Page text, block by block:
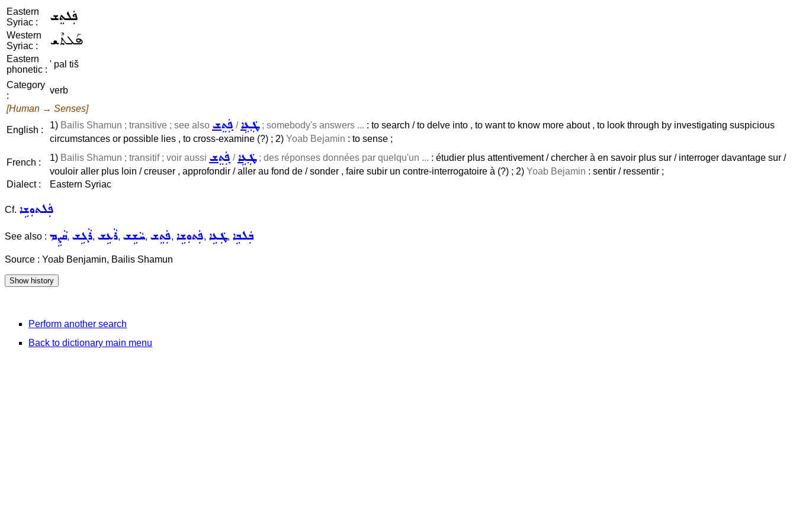
Eastern
Syriac :
ܦܲܠܬܸܫ
Western
Syriac :
ܦܰܠܬܶܫ
Eastern
phonetic :
' pal tiš
Category
:
verb
[Human → Senses]
English : 1) Bailis Shamun ; transitive ; see also ܦܲܬܸܫ /ܛܲܥܹܐ; somebody's answers ... : to search / to delve into , to want to know more about , to look through by investigating suspicious
circumstances or possible lies , to cross-examine (?) ; 2) Yoab Bejamin : to sense ;
French : 1) Bailis Shamun ; transitif ; voir aussi ܦܲܬܸܫ /ܛܲܥܹܐ; des réponses données par quelqu'un ... : étudier plus attentivement / chercher à en savoir plus sur / interroger davantage sur /
vouloir aller plus loin / creuser , approfondir / aller au fond de / sonder , faire subir un contre-interrogatoire à (?) ; 2) Yoab Bejamin : sentir / ressentir ;
Dialect :
Eastern Syriac
Cf. ܦܲܠܬܘܼܫܹܐ
See also : ܩܵܨܹܡ, ܪܵܓܹܫ, ܪܵܥܹܫ, ܚܵܫܹܫ, ܦܲܬܸܫ, ܦܲܬܘܼܫܹܐ, ܛܲܥܹܐ, ܒܲܠܒܹܐ
Source : Yoab Benjamin, Bailis Shamun
Perform another search
Back to dictionary main menu